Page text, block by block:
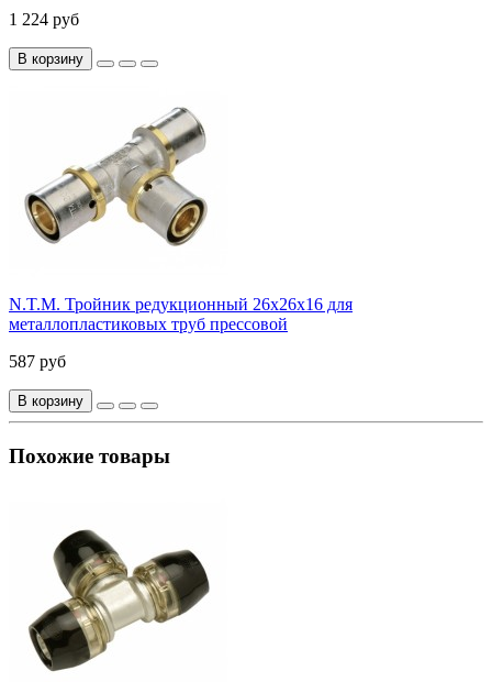
1 224 руб
В корзину
N.T.M. Тройник редукционный 26x26x16 для
металлопластиковых труб прессовой
587 руб
В корзину
Похожие товары